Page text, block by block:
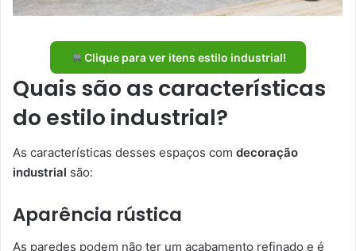
Clique para ver itens estilo industrial!
Quais são as características
do estilo industrial?
As características desses espaços com decoração
industrial são:
Aparência rústica
As paredes podem não ter um acabamento refinado e é